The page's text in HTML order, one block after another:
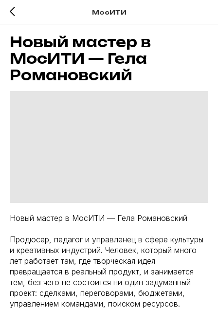
МосИТИ
Новый мастер в
МосИТИ — Гела
Романовский
Новый мастер в МосИТИ — Гела Романовский
Продюсер, педагог и управленец в сфере культуры
и креативных индустрий. Человек, который много
лет работает там, где творческая идея
превращается в реальный продукт, и занимается
тем, без чего не состоится ни один задуманный
проект: сделками, переговорами, бюджетами,
управлением командами, поиском ресурсов.